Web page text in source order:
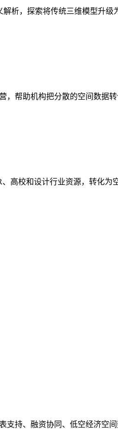
析，探索将传统三维模型升级
帮助机构把分散的空间数据
高校和设计行业资源，转化为
持、融资协同、低空经济空